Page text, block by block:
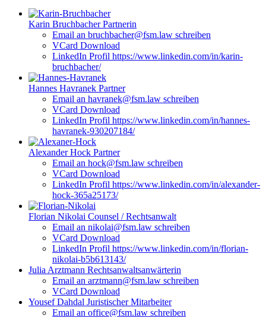
Karin Bruchbacher Partnerin
Email an bruchbacher@fsm.law schreiben
VCard Download
LinkedIn Profil https://www.linkedin.com/in/karin-
bruchbacher/
Hannes Havranek Partner
Email an havranek@fsm.law schreiben
VCard Download
LinkedIn Profil https://www.linkedin.com/in/hannes-
havranek-930207184/
Alexander Hock Partner
Email an hock@fsm.law schreiben
VCard Download
LinkedIn Profil https://www.linkedin.com/in/alexander-
hock-365a25173/
Florian Nikolai Counsel / Rechtsanwalt
Email an nikolai@fsm.law schreiben
VCard Download
LinkedIn Profil https://www.linkedin.com/in/florian-
nikolai-b5b613143/
Julia Arztmann Rechtsanwaltsanwärterin
Email an arztmann@fsm.law schreiben
VCard Download
Yousef Dahdal Juristischer Mitarbeiter
Email an office@fsm.law schreiben